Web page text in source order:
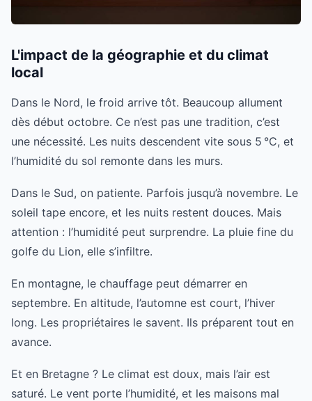
L'impact de la géographie et du climat
local
Dans le Nord, le froid arrive tôt. Beaucoup allument
dès début octobre. Ce n’est pas une tradition, c’est
une nécessité. Les nuits descendent vite sous 5 °C, et
l’humidité du sol remonte dans les murs.
Dans le Sud, on patiente. Parfois jusqu’à novembre. Le
soleil tape encore, et les nuits restent douces. Mais
attention : l’humidité peut surprendre. La pluie fine du
golfe du Lion, elle s’infiltre.
En montagne, le chauffage peut démarrer en
septembre. En altitude, l’automne est court, l’hiver
long. Les propriétaires le savent. Ils préparent tout en
avance.
Et en Bretagne ? Le climat est doux, mais l’air est
saturé. Le vent porte l’humidité, et les maisons mal